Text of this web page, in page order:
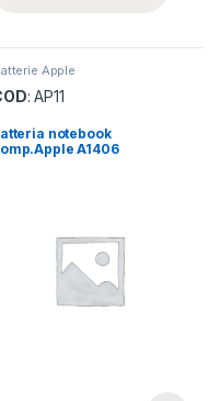
Apple
: AP11
notebook
A1406